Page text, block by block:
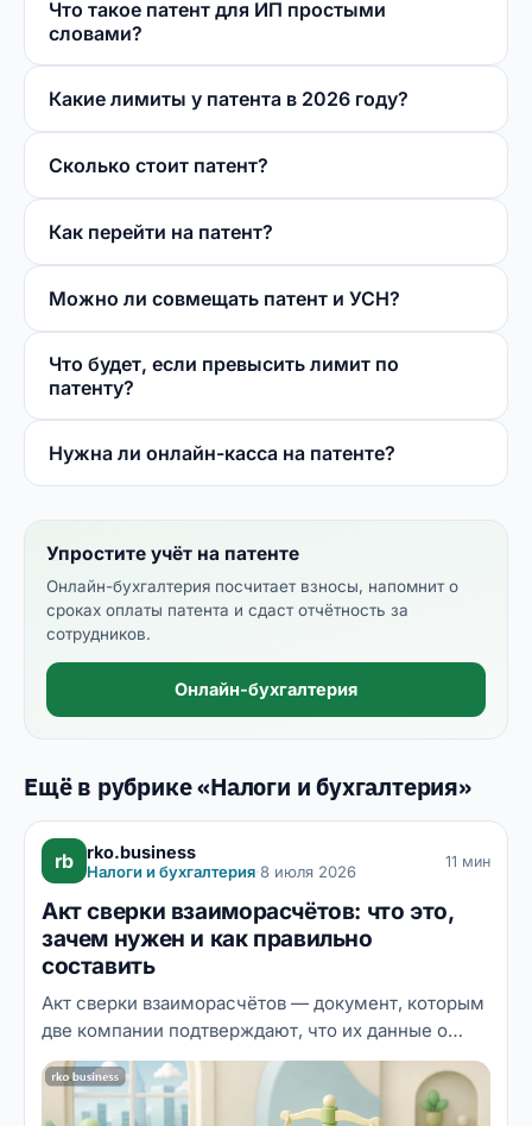
Что такое патент для ИП простыми
словами?
Какие лимиты у патента в 2026 году?
Сколько стоит патент?
Как перейти на патент?
Можно ли совмещать патент и УСН?
Что будет, если превысить лимит по
патенту?
Нужна ли онлайн-касса на патенте?
Упростите учёт на патенте
Онлайн-бухгалтерия посчитает взносы, напомнит о
сроках оплаты патента и сдаст отчётность за
сотрудников.
Онлайн-бухгалтерия
Ещё в рубрике «Налоги и бухгалтерия»
rb rko.business
Налоги и бухгалтерия·8 июля 2026
11 мин
Акт сверки взаиморасчётов: что это,
зачем нужен и как правильно
составить
Акт сверки взаиморасчётов — документ, которым
две компании подтверждают, что их данные о
взаимных долгах совпадают. Разбираем, зачем он
нужен бизнесу, какие реквизиты обязательны, как
составить и подписать акт — в том числе через